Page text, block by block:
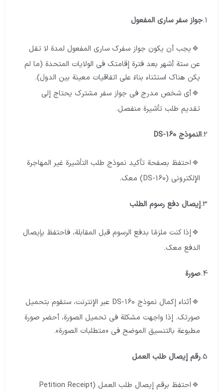
1. جواز سفر ساري المفعول
يجب أن يكون جواز سفرك ساري المفعول لمدة لا تقل
عن ستة أشهر بعد فترة إقامتك في الولايات المتحدة (ما لم
يكن هناك استثناء بناءً على اتفاقيات معينة بين الدول).
أي شخص مدرج في جواز سفر مشترك يحتاج إلى
تقديم طلب تأشيرة منفصل.
2.النموذج DS-160
احتفظ بصفحة تأكيد نموذج طلب التأشيرة غير المهاجرة
الإلكتروني (DS-160) معك.
3.إيصال دفع رسوم الطلب
إذا كنت ملزمًا بدفع الرسوم قبل المقابلة، فاحتفظ بإيصال
الدفع معك.
4. صورة
أثناء إكمال نموذج DS-160 عبر الإنترنت، ستقوم بتحميل
صورتك. إذا واجهت مشكلة في تحميل الصورة، أحضر صورة
مطبوعة بالتنسيق الموضح في «متطلبات الصورة».
5.رقم إيصال طلب العمل
احتفظ برقم إيصال طلب العمل (Petition Receipt